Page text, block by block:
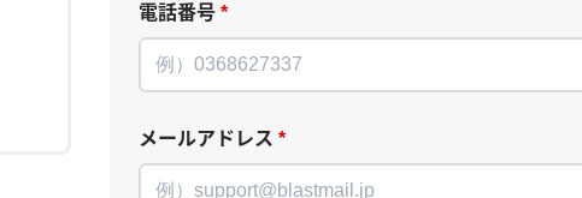
電話番号 *
メールアドレス *